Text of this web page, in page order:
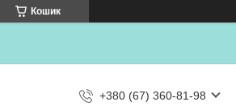
про
Дозволити
Кошик
+380 (67) 360-81-98